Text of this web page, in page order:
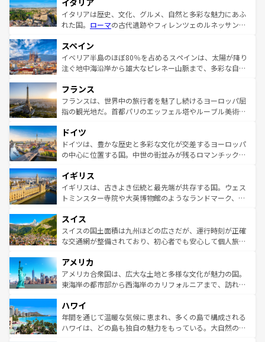
イタリア
イタリアは歴史、文化、グルメ、自然と多彩な魅力にあふ
れた国。 ローマの古代遺跡やフィレンツェのルネッサンス
ろん、トスカーナの美しい田園風景やアマルフィ海岸の絶
景など、自然景観も見逃せない。観光の合間には、本場の
ピザやパスタなど、絶品のイタリア料理を堪能することも
ませてくれるイタリアで、忘れられない旅をしてみよう！
なお、新着のイタリア情報はコンテンツ一覧 を参照してほ
しい。
スペイン
イベリア半島のほぼ80％を占めるスペインは、太陽が降り
注ぐ地中海沿岸から雄大なピレネー山脈まで、多彩な自然
文化が根付くこの国では、情熱的なフラメンコ、熱気あふ
れる闘牛、そして美味しいタパスが生活の一部となってい
る。首都マドリードの洗練された雰囲気や、バルセロナの
の城塞都市、穏やかなビーチリゾートまで多彩な表情を見
せる。地方によって風土や気候が異なるスペインはその個
性で訪れる人を魅了する。 なお、新着のスペイン情報はコ
フランス
フランスは、世界中の旅行者を魅了し続けるヨーロッパ屈
指の観光地だ。首都パリのエッフェル塔やルーブル美術館
で、幅広い魅力が詰まっている。華麗な宮殿、歴史的な大
聖堂、美しいビーチ、そして豊かな自然が、訪れる者を心
から魅了する。また、フランスは美食の国としても知ら
いる。シャンパンの発祥地であるランス、プロヴァンスの
香り高いラベンダー畑など、多彩な楽しみ方が可能だ。さ
らに、パリ以外の地域にも魅力が溢れており、どの街角に
れる地方に足を運ぶとそれぞれで全く異なる文化を体験で
きるだろう。 なお、新着のフランス情報はコンテンツ一覧
を参照してほしい。
ドイツ
ドイツは、豊かな歴史と多彩な文化が交差するヨーロッパ
の中心に位置する国。中世の街並みが残るロマンチック街
顔を持つこの国は、どこを歩いても飽きることがない。ベ
ルリンの文化的活気、バイエルン州のアルプスの絶景、そ
してライン川沿いのワイン畑といった風景は必見。ビール
は、お酒好きな人にはぜひ体験してほしい。 なお、新着の
ドイツ情報はコンテンツ一覧を参照してほしい。
イギリス
イギリスは、古きよき伝統と最先端が共存する国。ウェス
トミンスター寺院や大英博物館のようなランドマーク、歴
リアごとに異なる魅力がある。また、優雅なアフタヌーン
ティー、ビール好きにはたまらない英国パブ、サッカー観
戦など、本場だからこそできる体験も豊富。イギリスを旅
ンツ一覧を参照してほしい。
スイス
スイスの国土面積は九州ほどの広さだが、運行時刻が正確
な交通網が整備されており、初心者でも安心して個人旅行
の建物がそのまま残る町や、スイスならではのユニークな
博物館もあり、アルプス観光だけでなく町歩きも満喫する
ことができる。国民の所得が高いため物価も高いが、旅行
ば市内交通費無料で観光を楽しむこともできる。 なお、新
着のスイス情報はコンテンツ一覧 を参照してほしい。
アメリカ
アメリカ合衆国は、広大な土地と多様な文化が魅力の国。
東海岸の都市部から西海岸のカリフォルニアまで、訪れる
のような巨大都市は、観光、ショッピング、エンターテイ
ンメントが詰まった刺激的なスポットだ。一方、アメリカ
西部には大自然が広がり、グランドキャニオンやイエロー
ハワイ
年間を通じて温暖な気候に恵まれ、多くの島で構成される
ハワイは、どの島も独自の魅力をもっている。大自然の神